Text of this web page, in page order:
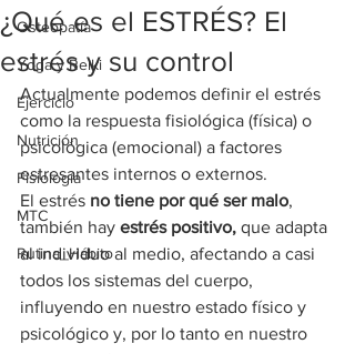
Osteopatía
Yoga y Reiki
Ejercicio
Nutrición
Fisiología
MTC
Rutina_Hábito
¿Qué es el ESTRÉS? El
estrés y su control
Actualmente podemos definir el estrés
como la respuesta fisiológica (física) o
psicológica (emocional) a factores
estresantes internos o externos.
El estrés no tiene por qué ser malo,
también hay estrés positivo, que adapta
al individuo al medio, afectando a casi
todos los sistemas del cuerpo,
influyendo en nuestro estado físico y
psicológico y, por lo tanto en nuestro